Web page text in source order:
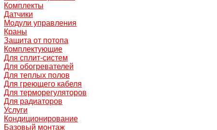
Комплекты
Датчики
Модули управления
Краны
Защита от потопа
Комплектующие
Для сплит-систем
Для обогревателей
Для теплых полов
Для греющего кабеля
Для терморегуляторов
Для радиаторов
Услуги
Кондиционирование
Базовый монтаж